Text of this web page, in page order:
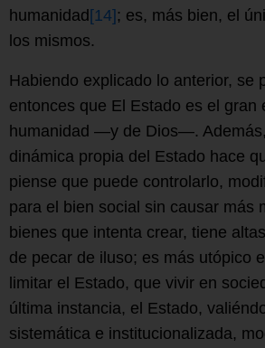
humanidad[14]; es, más bien, el
los mismos.
Habiendo explicado lo anterior, se
entonces que El Estado es el gran
humanidad —y de Dios—.
dinámica propia del Estado hace
piense que puede controlarlo,
para el bien social sin causar más
bienes que intenta crear, tiene
de pecar de iluso; es más utópico
limitar el Estado, que vivir en
última instancia, el Estado,
sistemática e institucionalizada,